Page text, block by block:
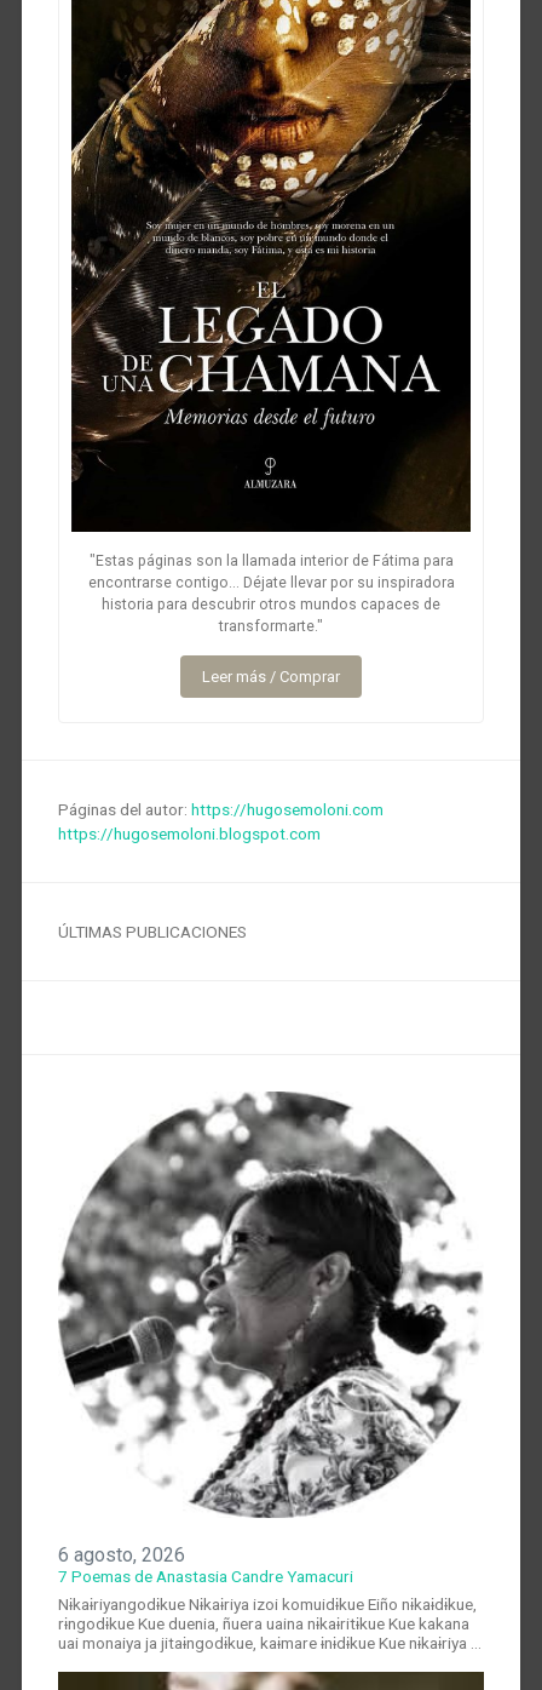
"Estas páginas son la llamada interior de Fátima para
encontrarse contigo... Déjate llevar por su inspiradora
historia para descubrir otros mundos capaces de
transformarte."
Leer más / Comprar
Páginas del autor: https://hugosemoloni.com
https://hugosemoloni.blogspot.com
ÚLTIMAS PUBLICACIONES
6 agosto, 2026
7 Poemas de Anastasia Candre Yamacuri
Nɨkaɨriyangodɨkue Nɨkaɨriya izoi komuidɨkue Eiño nɨkaɨdɨkue,
rɨngodɨkue Kue duenia, ñuera uaina nɨkaɨritɨkue Kue kakana
uai monaiya ja jitaɨngodɨkue, kaɨmare ɨnɨdɨkue Kue nɨkaɨriya …